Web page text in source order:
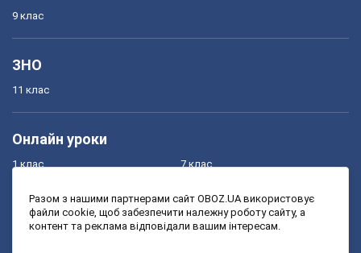
9 клас
ЗНО
11 клас
Онлайн уроки
1 клас
3 клас
7 клас
9 клас
Разом з нашими партнерами сайт OBOZ.UA використовує
файли cookie, щоб забезпечити належну роботу сайту, а
контент та реклама відповідали вашим інтересам.